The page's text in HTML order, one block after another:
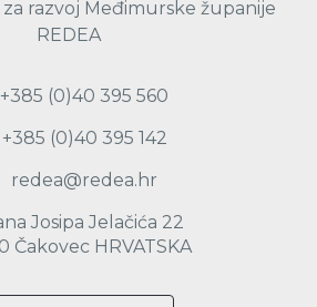
razvoj Međimurske županije
REDEA
+385 (0)40 395 560
+385 (0)40 395 142
redea@redea.hr
Josipa Jelačića 22
Čakovec HRVATSKA